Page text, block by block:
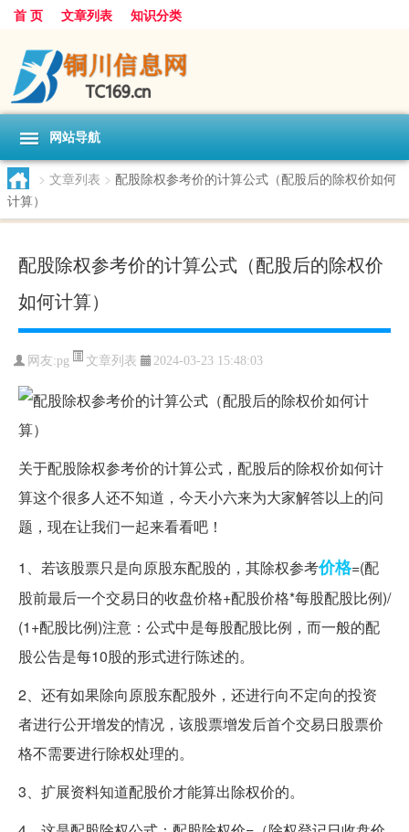
首 页 文章列表 知识分类
网站导航
> 文章列表 > 配股除权参考价的计算公式（配股后的除权价如何
计算）
配股除权参考价的计算公式（配股后的除权价
如何计算）
网友:pg 文章列表 2024-03-23 15:48:03
关于配股除权参考价的计算公式，配股后的除权价如何计
算这个很多人还不知道，今天小六来为大家解答以上的问
题，现在让我们一起来看看吧！
1、若该股票只是向原股东配股的，其除权参考价格=(配
股前最后一个交易日的收盘价格+配股价格*每股配股比例)/
(1+配股比例)注意：公式中是每股配股比例，而一般的配
股公告是每10股的形式进行陈述的。
2、还有如果除向原股东配股外，还进行向不定向的投资
者进行公开增发的情况，该股票增发后首个交易日股票价
格不需要进行除权处理的。
3、扩展资料知道配股价才能算出除权价的。